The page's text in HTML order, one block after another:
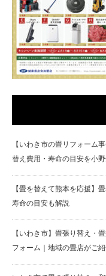
【いわき市の畳リフォーム
替え費用・寿命の目安を小
【畳を替えて熊本を応援】
寿命の目安も解説
【いわき市】畳張り替え・
フォーム｜地域の畳店がご